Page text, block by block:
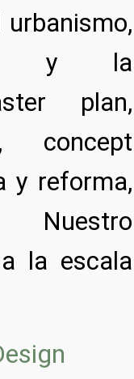
y la
plan,
concept
y reforma,
Nuestro
la escala